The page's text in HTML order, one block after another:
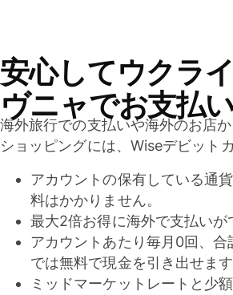
安心してウクラ
ヴニャでお支払い
海外旅行での支払いや海外のお店
ショッピングには、Wiseデビット
アカウントの保有している通
料はかかりません。
最大2倍お得に海外で支払いが
アカウントあたり毎月0回、
では無料で現金を引き出せま
ミッドマーケットレートと少